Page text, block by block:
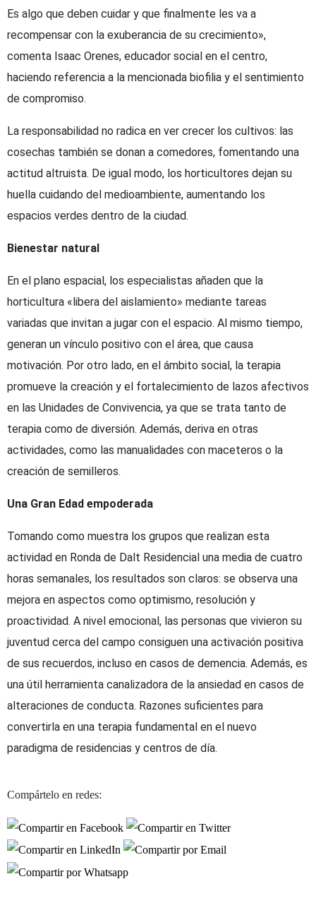
Es algo que deben cuidar y que finalmente les va a
recompensar con la exuberancia de su crecimiento»,
comenta Isaac Orenes, educador social en el centro,
haciendo referencia a la mencionada biofilia y el sentimiento
de compromiso.
La responsabilidad no radica en ver crecer los cultivos: las
cosechas también se donan a comedores, fomentando una
actitud altruista. De igual modo, los horticultores dejan su
huella cuidando del medioambiente, aumentando los
espacios verdes dentro de la ciudad.
Bienestar natural
En el plano espacial, los especialistas añaden que la
horticultura «libera del aislamiento» mediante tareas
variadas que invitan a jugar con el espacio. Al mismo tiempo,
generan un vínculo positivo con el área, que causa
motivación. Por otro lado, en el ámbito social, la terapia
promueve la creación y el fortalecimiento de lazos afectivos
en las Unidades de Convivencia, ya que se trata tanto de
terapia como de diversión. Además, deriva en otras
actividades, como las manualidades con maceteros o la
creación de semilleros.
Una Gran Edad empoderada
Tomando como muestra los grupos que realizan esta
actividad en Ronda de Dalt Residencial una media de cuatro
horas semanales, los resultados son claros: se observa una
mejora en aspectos como optimismo, resolución y
proactividad. A nivel emocional, las personas que vivieron su
juventud cerca del campo consiguen una activación positiva
de sus recuerdos, incluso en casos de demencia. Además, es
una útil herramienta canalizadora de la ansiedad en casos de
alteraciones de conducta. Razones suficientes para
convertirla en una terapia fundamental en el nuevo
paradigma de residencias y centros de día.
Compártelo en redes: